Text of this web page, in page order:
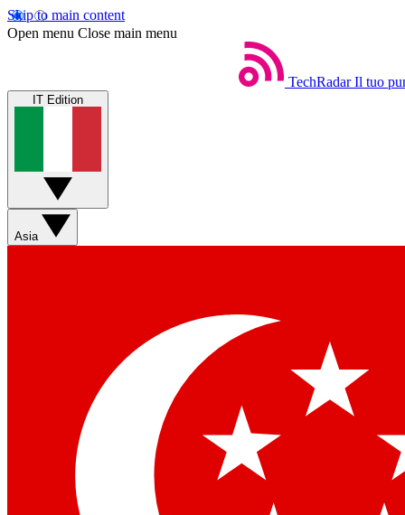
Skip to main content
Open menu Close main menu
TechRadar Il tuo
IT Edition
Asia